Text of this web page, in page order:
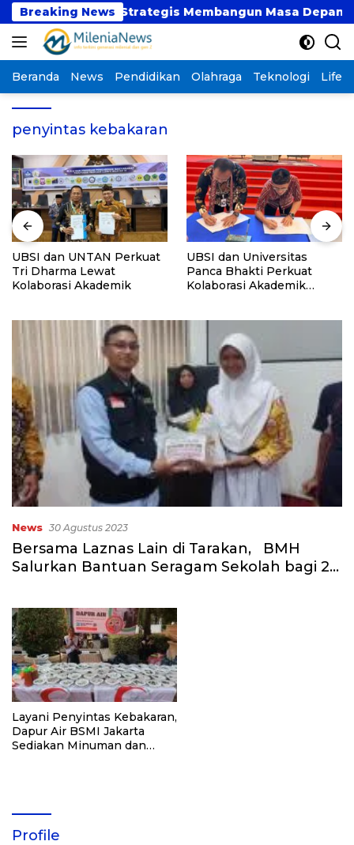
Langsung
ke
konten
Breaking News
Langkah Strategis Membangun Masa Depan?
Beranda News Pendidikan Olahraga Teknologi
penyintas kebakaran
UBSI dan UNTAN Perkuat
Tri Dharma Lewat
Kolaborasi Akademik
UBSI dan Universitas
Panca Bhakti Perkuat
Kolaborasi Akademik
News 30 Agustus 2023
Bersama Laznas Lain di Tarakan, BMH
Salurkan Bantuan Seragam Sekolah bagi 22
Layani Penyintas Kebakaran,
Dapur Air BSMI Jakarta
Sediakan Minuman dan
Profile